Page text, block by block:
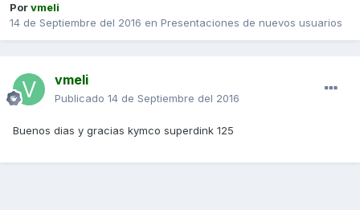
Porvmeli
14 de Septiembre del 2016 en Presentaciones de nuevos usuarios
vmeli
Publicado 14 de Septiembre del 2016
Buenos dias y gracias kymco superdink 125